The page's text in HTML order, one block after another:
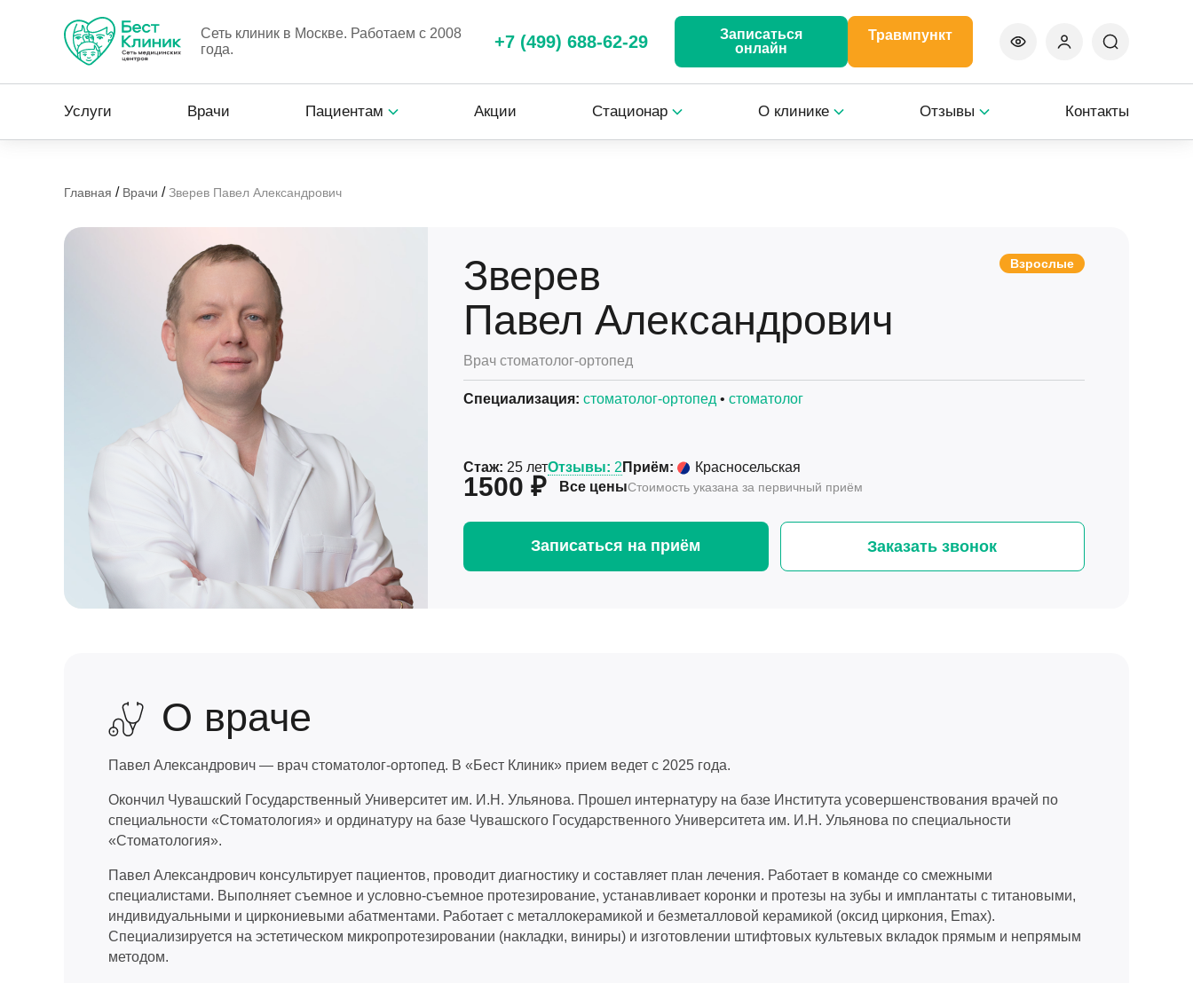
Сеть клиник в Москве. Работаем с 2008
года.
+7 (499) 688-62-29
Записаться
онлайн
Травмпункт
Услуги Врачи Пациентам Акции Стационар О клинике Отзывы Контакты
Главная / Врачи /Зверев Павел Александрович
Взрослые
Зверев
Павел Александрович
Врач стоматолог-ортопед
Специализация: стоматолог-ортопед • стоматолог
Стаж: 25 летОтзывы: 2 Приём: Красносельская
1500 ₽ Все ценыСтоимость указана за первичный приём
Записаться на приём Заказать звонок
О враче
Павел Александрович — врач стоматолог-ортопед. В «Бест Клиник» прием ведет с 2025 года.
Окончил Чувашский Государственный Университет им. И.Н. Ульянова. Прошел интернатуру на базе Института усовершенствования врачей по
специальности «Стоматология» и ординатуру на базе Чувашского Государственного Университета им. И.Н. Ульянова по специальности
«Стоматология».
Павел Александрович консультирует пациентов, проводит диагностику и составляет план лечения. Работает в команде со смежными
специалистами. Выполняет съемное и условно-съемное протезирование, устанавливает коронки и протезы на зубы и имплантаты с титановыми,
индивидуальными и циркониевыми абатментами. Работает с металлокерамикой и безметалловой керамикой (оксид циркония, Emax).
Специализируется на эстетическом микропротезировании (накладки, виниры) и изготовлении штифтовых культевых вкладок прямым и непрямым
методом.